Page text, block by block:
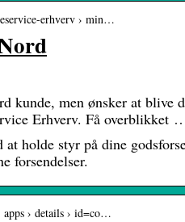
erhverv › min…
kunde, men ønsker at blive
Erhverv. Få overblikket
holde styr på dine
forsendelser.
apps › details › id=co…